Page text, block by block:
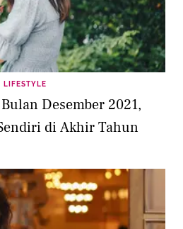
LIFESTYLE
Desember 2021,
di Akhir Tahun